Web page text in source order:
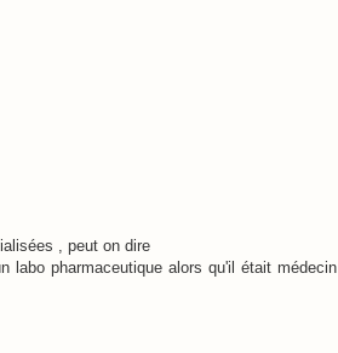
, peut on dire
labo pharmaceutique alors qu'il était médecin